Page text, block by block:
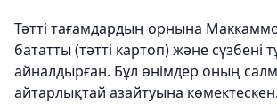
Тәтті тағамдардың орнына
бататты (тәтті картоп) және сүзбені
айналдырған. Бұл өнімдер оның
айтарлықтай азайтуына көмектескен.